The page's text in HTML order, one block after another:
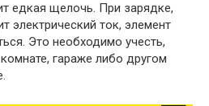
едкая щелочь. При зарядке,
электрический ток, элемент
Это необходимо учесть,
гараже либо другом